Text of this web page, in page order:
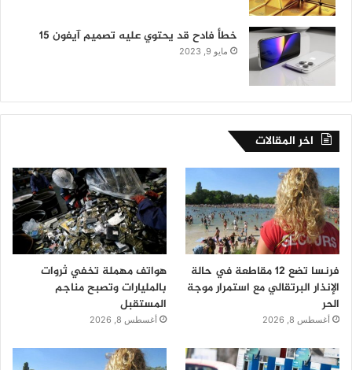
خطأ فادح قد يحتوي عليه تصميم آيفون 15
مايو 9, 2023
اخر المقالات
فرنسا تضع 12 مقاطعة في حالة
الإنذار البرتقالي مع استمرار موجة
الحر
أغسطس 8, 2026
هواتف مهملة تخفي ثروات
بالمليارات وتصبح مناجم
المستقبل
أغسطس 8, 2026